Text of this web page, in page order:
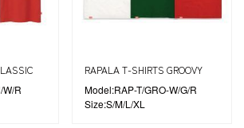
R
RAPALA T-SHIRTS GROOVY
Model:RAP-T/GRO-W/G/R
Size:S/M/L/XL